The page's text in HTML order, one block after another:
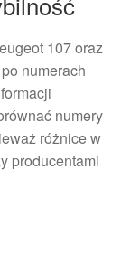
107 oraz
numerach
numery
różnice w
producentami